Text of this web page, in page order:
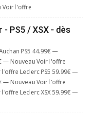
Voir l'offre
PS5 / XSX - dès
PS5 44.99€ —
— Nouveau Voir l'offre
Leclerc PS5 59.99€ —
— Nouveau Voir l'offre
Leclerc XSX 59.99€ —